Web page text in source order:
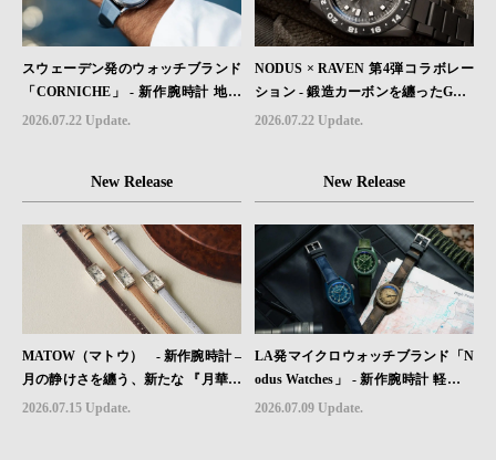
スウェーデン発のウォッチブランド
「CORNICHE」 - 新作腕時計 地中
海の夏を映す、爽やかなブルーダイ
2026.07.22 Update.
NODUS × RAVEN 第4弾コラボレー
ション - 鍛造カーボンを纏ったGMT
ウォッチ「TRAILTREKKER CARB
2026.07.22 Update.
New Release
MATOW（マトウ） - 新作腕時計 –
月の静けさを纏う、新たな 『月華』
レザーモデル４型登場。
2026.07.15 Update.
New Release
LA発マイクロウォッチブランド「N
odus Watches」 - 新作腕時計 軽さと
堅牢性を両立したフィールドウォッ
2026.07.09 Update.